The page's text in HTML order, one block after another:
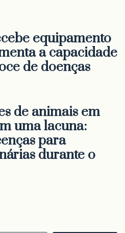
equipamento
a capacidade
de doenças
de animais em
uma lacuna:
para
durante o